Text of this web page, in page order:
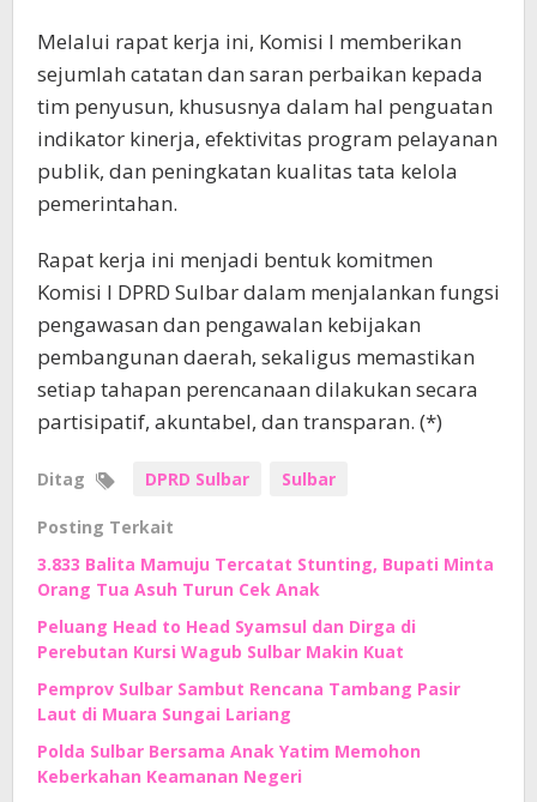
Melalui rapat kerja ini, Komisi I memberikan
sejumlah catatan dan saran perbaikan kepada
tim penyusun, khususnya dalam hal penguatan
indikator kinerja, efektivitas program pelayanan
publik, dan peningkatan kualitas tata kelola
pemerintahan.
Rapat kerja ini menjadi bentuk komitmen
Komisi I DPRD Sulbar dalam menjalankan fungsi
pengawasan dan pengawalan kebijakan
pembangunan daerah, sekaligus memastikan
setiap tahapan perencanaan dilakukan secara
partisipatif, akuntabel, dan transparan. (*)
Ditag DPRD Sulbar Sulbar
Posting Terkait
3.833 Balita Mamuju Tercatat Stunting, Bupati Minta
Orang Tua Asuh Turun Cek Anak
Peluang Head to Head Syamsul dan Dirga di
Perebutan Kursi Wagub Sulbar Makin Kuat
Pemprov Sulbar Sambut Rencana Tambang Pasir
Laut di Muara Sungai Lariang
Polda Sulbar Bersama Anak Yatim Memohon
Keberkahan Keamanan Negeri